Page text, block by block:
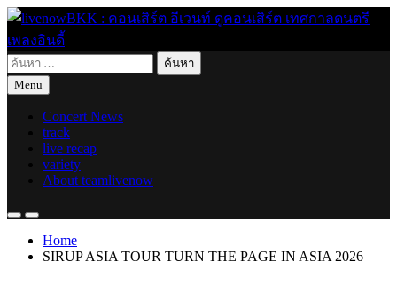
Skip
content
livenowBKK : คอนเสิร์ต อีเวนท์ ดูคอนเสิร์ต เทศกาลดนตรี เพลง
อินดี้
live for today
ค้นหา
สำหรับ:
Menu
Concert News
track
live recap
variety
About teamlivenow
Home
SIRUP ASIA TOUR TURN THE PAGE IN ASIA 2026